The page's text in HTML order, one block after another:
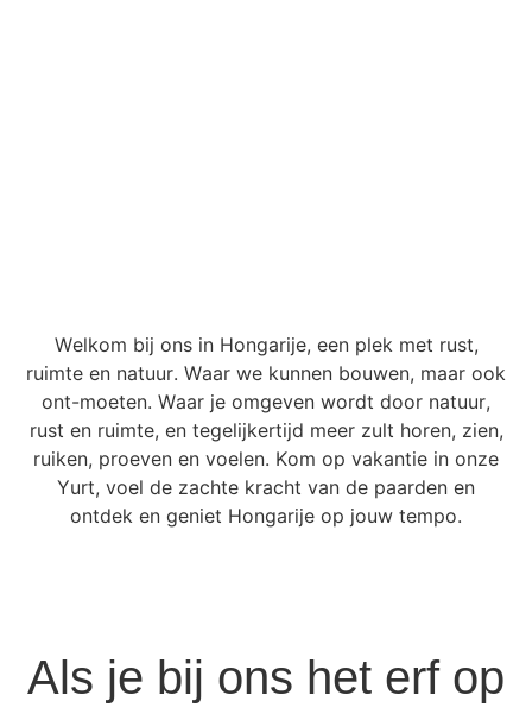
Welkom bij ons in Hongarije, een plek met rust,
ruimte en natuur. Waar we kunnen bouwen, maar ook
ont-moeten. Waar je omgeven wordt door natuur,
rust en ruimte, en tegelijkertijd meer zult horen, zien,
ruiken, proeven en voelen. Kom op vakantie in onze
Yurt, voel de zachte kracht van de paarden en
ontdek en geniet Hongarije op jouw tempo.
Als je bij ons het erf op